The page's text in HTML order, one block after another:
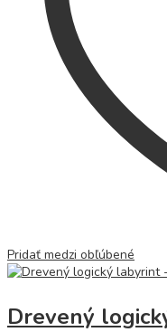
Pridať medzi obľúbené
Drevený